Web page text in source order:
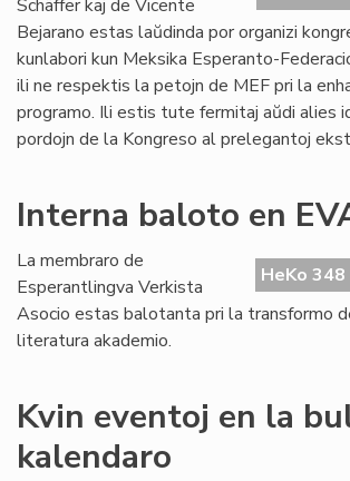
Schäffer kaj de Vicente
Bejarano estas laŭdinda por organizi
kunlabori kun Meksika Esperanto-
ili ne respektis la petojn de MEF pri la
programo. Ili estis tute fermitaj aŭdi alies
pordojn de la Kongreso al prelegantoj
Interna baloto en
HeKo
La membraro de
Esperantlingva Verkista
Asocio estas balotanta pri la transformo
literatura akademio.
Kvin eventoj en la
kalendaro